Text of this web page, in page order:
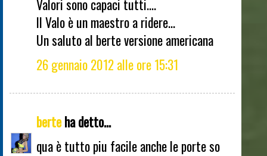
Valori sono capaci tutti....
Il Valo è un maestro a ridere...
Un saluto al berte versione americana
26 gennaio 2012 alle ore 15:31
berteha detto...
qua è tutto piu facile anche le porte so